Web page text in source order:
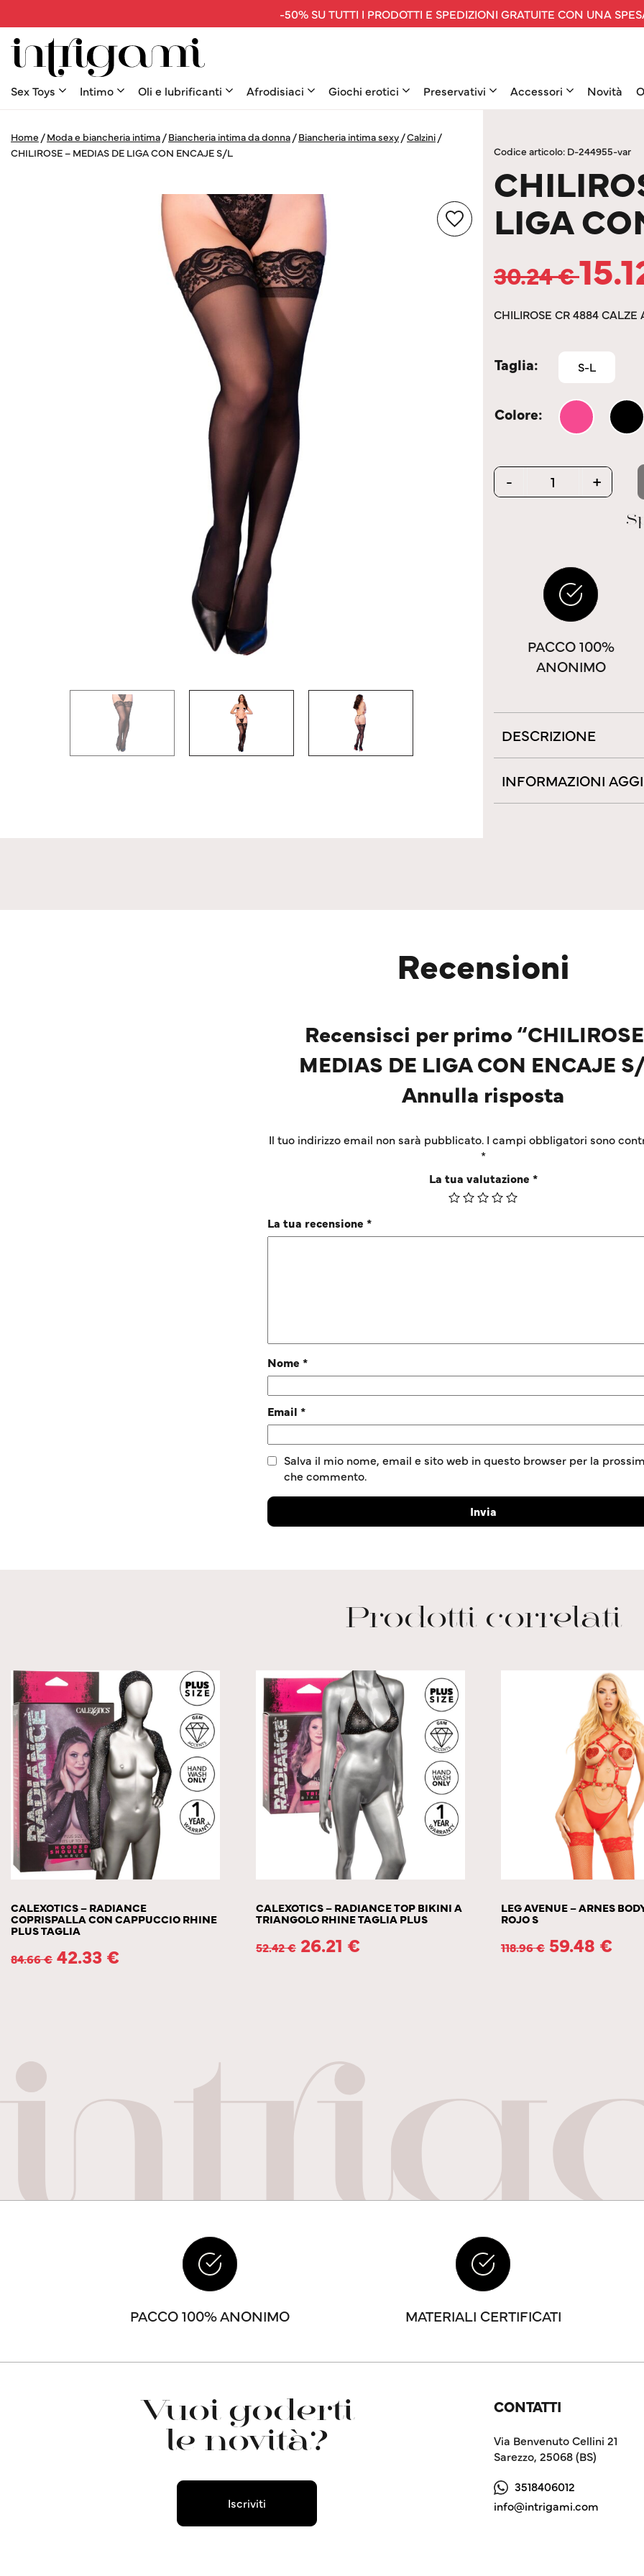
-50% SU TUTTI I PRODOTTI E SPEDIZIONI GRATUITE CON UNA
Sex Toys Intimo Oli e lubrificanti Afrodisiaci Giochi erotici Preservativi Accessori Novità
Home /Moda e biancheria intima /Biancheria intima da donna /Biancheria intima sexy /Calzini /
CHILIROSE – MEDIAS DE LIGA CON ENCAJE S/L
Codice articolo: D-244955-var
LIGA
30.24€
CHILIROSE CR 4884
Taglia S-L
Colore
Quantity
- +
PACCO 100%
ANONIMO
DESCRIZIONE
INFORMAZIONI
Recensioni
Recensisci per primo
MEDIAS DE LIGA CON ENCAJE
Annulla risposta
Il tuo indirizzo email non sarà pubblicato. I campi obbligatori sono
*
La tua valutazione *
La tua recensione *
Nome *
Email *
Salva il mio nome, email e sito web in questo browser per la
che commento.
Prodotti correlati
CALEXOTICS – RADIANCE
COPRISPALLA CON CAPPUCCIO RHINE
PLUS TAGLIA
84.66€ 42.33 €
CALEXOTICS – RADIANCE TOP BIKINI A
TRIANGOLO RHINE TAGLIA PLUS
52.42€ 26.21 €
LEG AVENUE – ARNES
ROJO S
118.96€ 59.48 €
PACCO 100% ANONIMO MATERIALI CERTIFICATI
Vuoi goderti
le novità?
Iscriviti
CONTATTI
Via Benvenuto Cellini 21
Sarezzo, 25068 (BS)
3518406012
info@intrigami.com